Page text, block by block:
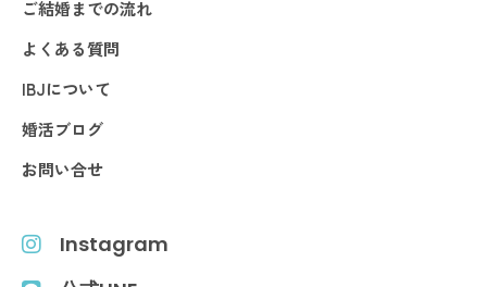
ご結婚までの流れ
よくある質問
IBJについて
婚活ブログ
お問い合せ
Instagram